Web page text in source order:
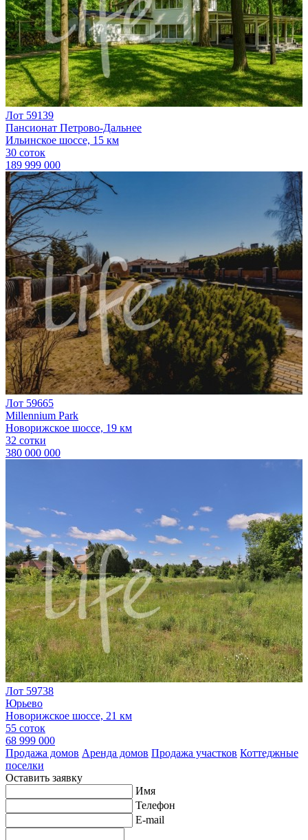
Лот 59139
Пансионат Петрово-Дальнее
Ильинское шоссе, 15 км
30 соток
189 999 000
Лот 59665
Millennium Park
Новорижское шоссе, 19 км
32 сотки
380 000 000
Лот 59738
Юрьево
Новорижское шоссе, 21 км
55 соток
68 999 000
Продажа домов Аренда домов Продажа участков Коттеджные
поселки
Оставить заявку
Имя
Телефон
E-mail